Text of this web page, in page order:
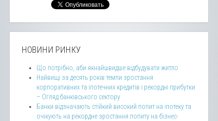
НОВИНИ РИНКУ
Що потрібно, аби якнайшвидше відбудувати житло
Найвищі за десять років темпи зростання
корпоративних та іпотечних кредитів і рекордні прибутки
– Огляд банківського сектору
Банки відзначають стійкий високий попит на іпотеку та
очікують на рекордне зростання попиту на бізнес-